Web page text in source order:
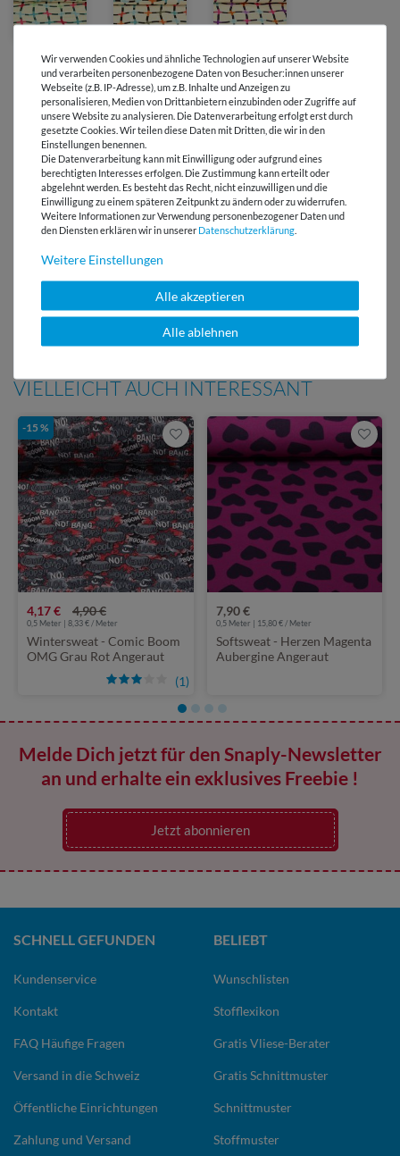
Versandkostenfrei ab 60 € -
Lieferung mit DHL
E-Mail Kundenservice
Antwort in 24h
Bewertungen
Über 110 Gratis
Schnittmuster für Dich
VIELLEICHT AUCH INTERESSANT
-15 %
(1)
4,17 € 4,90 €
0,5 Meter | 8,33 € / Meter
Wintersweat - Comic Boom
OMG Grau Rot Angeraut
7,90 €
0,5 Meter | 15,80 € / Meter
Softsweat - Herzen Magenta
Aubergine Angeraut
Melde Dich jetzt für den Snaply-Newsletter
an und erhalte ein exklusives Freebie !
Jetzt abonnieren
Wir verwenden Cookies und ähnliche Technologien auf unserer Website
und verarbeiten personenbezogene Daten von Besucher:innen unserer
Webseite (z.B. IP-Adresse), um z.B. Inhalte und Anzeigen zu
personalisieren, Medien von Drittanbietern einzubinden oder Zugriffe auf
unsere Website zu analysieren. Die Datenverarbeitung erfolgt erst durch
gesetzte Cookies. Wir teilen diese Daten mit Dritten, die wir in den
Einstellungen benennen.
Die Datenverarbeitung kann mit Einwilligung oder aufgrund eines
berechtigten Interesses erfolgen. Die Zustimmung kann erteilt oder
abgelehnt werden. Es besteht das Recht, nicht einzuwilligen und die
Einwilligung zu einem späteren Zeitpunkt zu ändern oder zu widerrufen.
Weitere Informationen zur Verwendung personenbezogener Daten und
den Diensten erklären wir in unserer Daten­schutz­erklärung
Weitere Einstellungen
Alle akzeptieren
Alle ablehnen
SCHNELL GEFUNDEN
Kundenservice
Kontakt
FAQ Häufige Fragen
Versand in die Schweiz
Öffentliche Einrichtungen
Zahlung und Versand
BELIEBT
Wunschlisten
Stofflexikon
Gratis Vliese-Berater
Gratis Schnittmuster
Schnittmuster
Stoffmuster